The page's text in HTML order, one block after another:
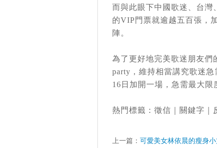
而與此眼下中國歌迷、台灣
的VIP門票就逾越五百張，
陣。
為了更好地完美歌迷朋友們
party，維持相當講究歌迷
16日加開一場，急需最大限
熱門標籤： 徵信 關鍵字
上一篇： 可愛美女林依晨的瘦身